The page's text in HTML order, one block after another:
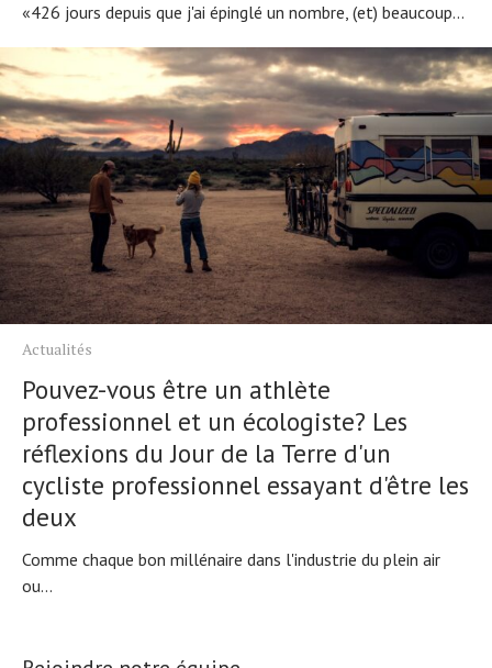
«426 jours depuis que j'ai épinglé un nombre, (et) beaucoup...
Actualités
Pouvez-vous être un athlète
professionnel et un écologiste? Les
réflexions du Jour de la Terre d'un
cycliste professionnel essayant d'être les
deux
Comme chaque bon millénaire dans l'industrie du plein air
ou...